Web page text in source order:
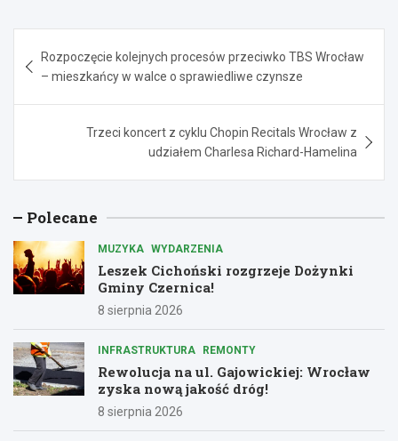
wpisu
Rozpoczęcie kolejnych procesów przeciwko TBS Wrocław
– mieszkańcy w walce o sprawiedliwe czynsze
Trzeci koncert z cyklu Chopin Recitals Wrocław z
udziałem Charlesa Richard-Hamelina
Polecane
MUZYKA WYDARZENIA
Leszek Cichoński rozgrzeje Dożynki
Gminy Czernica!
8 sierpnia 2026
INFRASTRUKTURA REMONTY
Rewolucja na ul. Gajowickiej: Wrocław
zyska nową jakość dróg!
8 sierpnia 2026